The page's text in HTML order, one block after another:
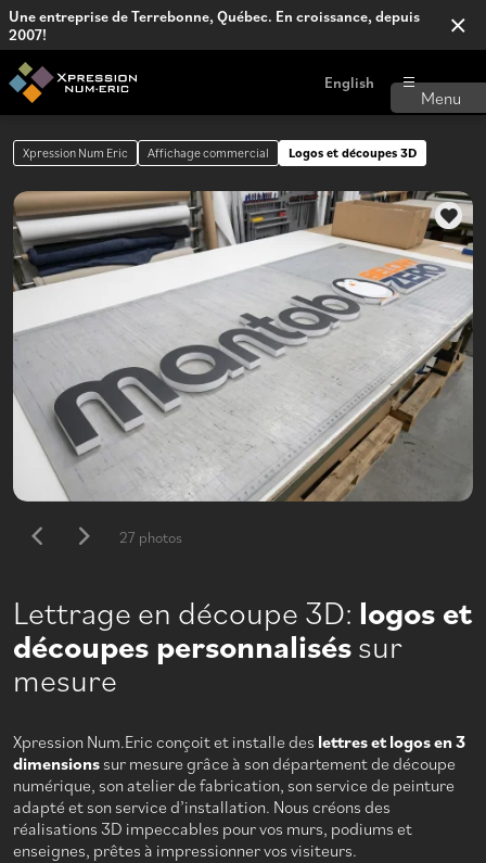
Une entreprise de Terrebonne, Québec. En croissance, depuis
2007!
English
Xpression Num Eric Affichage commercial Logos et découpes 3D
27 photos
Lettrage en découpe 3D: logos et
découpes personnaliséssur
mesure
Xpression Num.Eric conçoit et installe des lettres et logos en 3
dimensions sur mesure grâce à son département de découpe
numérique, son atelier de fabrication, son service de peinture
adapté et son service d’installation. Nous créons des
réalisations 3D impeccables pour vos murs, podiums et
enseignes, prêtes à impressionner vos visiteurs.